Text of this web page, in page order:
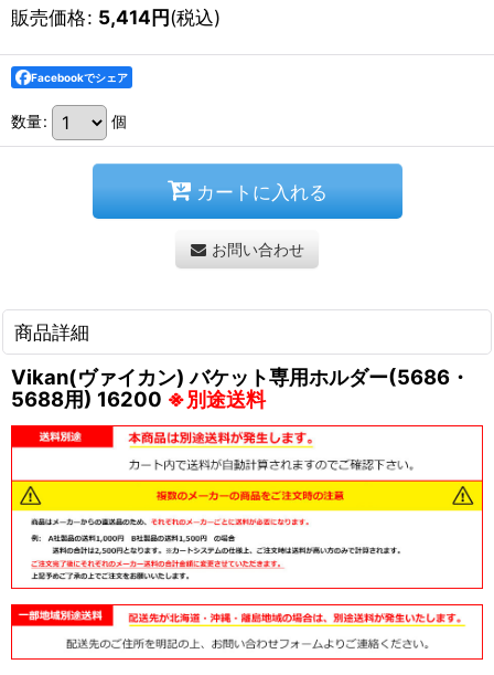
販売価格: 5,414円(税込)
Facebookでシェア
数量: 個
カートに入れる
お問い合わせ
商品詳細
Vikan(ヴァイカン) バケット専用ホルダー(5686・
5688用) 16200 ※別途送料